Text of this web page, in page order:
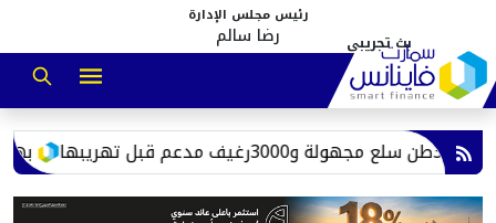
رئيس مجلس الإدارة
رضا سالم
بهية